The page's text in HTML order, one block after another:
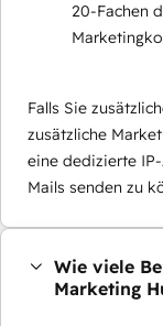
20-Fachen
Falls Sie
zusätzliche
eine dedizierte
Mails senden zu
Wie viele
Marketing